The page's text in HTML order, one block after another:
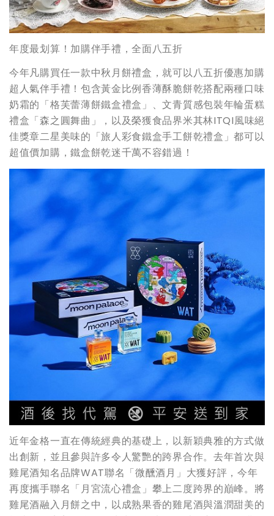
年度最划算！加購伴手禮，全面八五折
今年凡購買任一款中秋月餅禮盒，就可以八五折優惠加購
超人氣伴手禮！包含黃金比例香薄酥脆餅乾搭配兩種口味
奶霜的「格芙蕾薄餅鐵盒禮盒」、文青質感包裝年輪蛋糕
禮盒「森之圓舞曲」，以及榮獲食品界米其林ITQI風味絕
佳獎章二星美味的「旅人彩食鐵盒手工餅乾禮盒」都可以
超值價加購，鐵盒餅乾迷千萬不容錯過！
近年金格一直在傳統經典的基礎上，以新穎典雅的方式做
出創新，並且參與許多令人驚艷的跨界合作。去年首次與
雞尾酒知名品牌WAT聯名「微醺酒月」大獲好評，今年
再度攜手聯名「月宮流心禮盒」攀上二度跨界的巔峰。將
雞尾酒融入月餅之中，以成熟果香的雞尾酒與溫潤甜美的